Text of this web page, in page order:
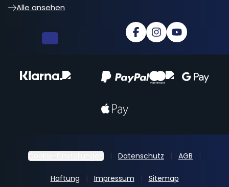
Alle ansehen
Cookie-Einstellungen Datenschutz AGB
Haftung Impressum Sitemap